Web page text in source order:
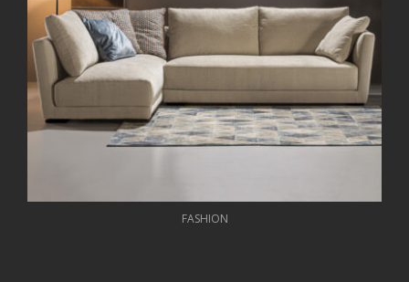
FASHION